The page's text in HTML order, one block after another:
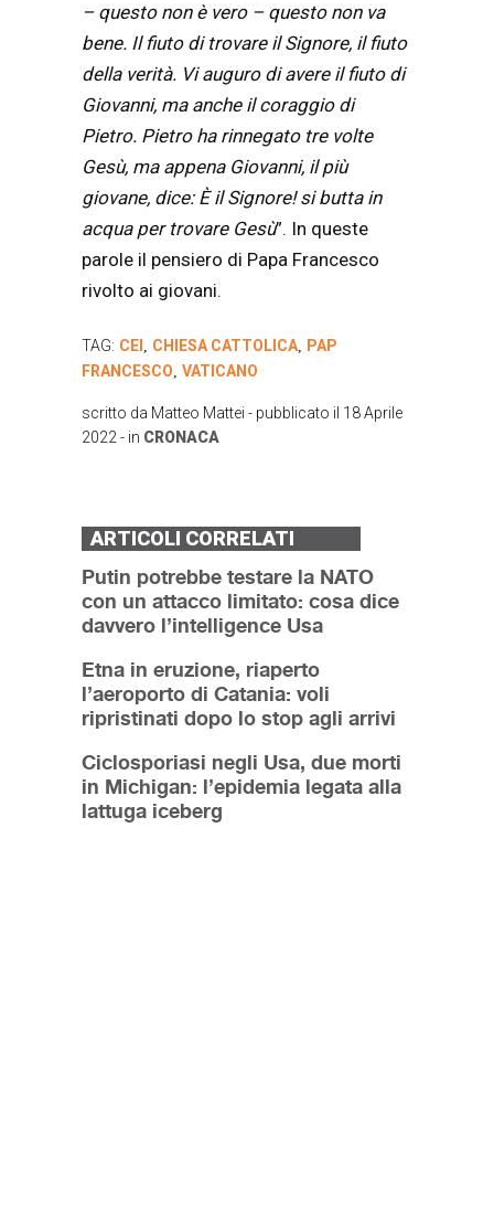
– questo non è vero – questo non va
bene. Il fiuto di trovare il Signore, il fiuto
della verità. Vi auguro di avere il fiuto di
Giovanni, ma anche il coraggio di
Pietro. Pietro ha rinnegato tre volte
Gesù, ma appena Giovanni, il più
giovane, dice: È il Signore! si butta in
acqua per trovare Gesù”. In queste
parole il pensiero di Papa Francesco
rivolto ai giovani.
TAG: CEI , CHIESA CATTOLICA, PAP
FRANCESCO, VATICANO
scritto da Matteo Mattei - pubblicato il 18 Aprile
2022- in CRONACA
ARTICOLI CORRELATI
Putin potrebbe testare la NATO
con un attacco limitato: cosa dice
davvero l’intelligence Usa
Etna in eruzione, riaperto
l’aeroporto di Catania: voli
ripristinati dopo lo stop agli arrivi
Ciclosporiasi negli Usa, due morti
in Michigan: l’epidemia legata alla
lattuga iceberg